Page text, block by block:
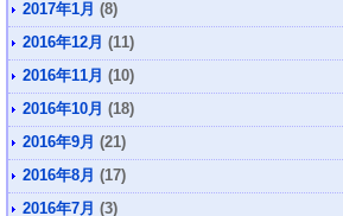
2017年1月 (8)
2016年12月 (11)
2016年11月 (10)
2016年10月 (18)
2016年9月 (21)
2016年8月 (17)
2016年7月 (3)